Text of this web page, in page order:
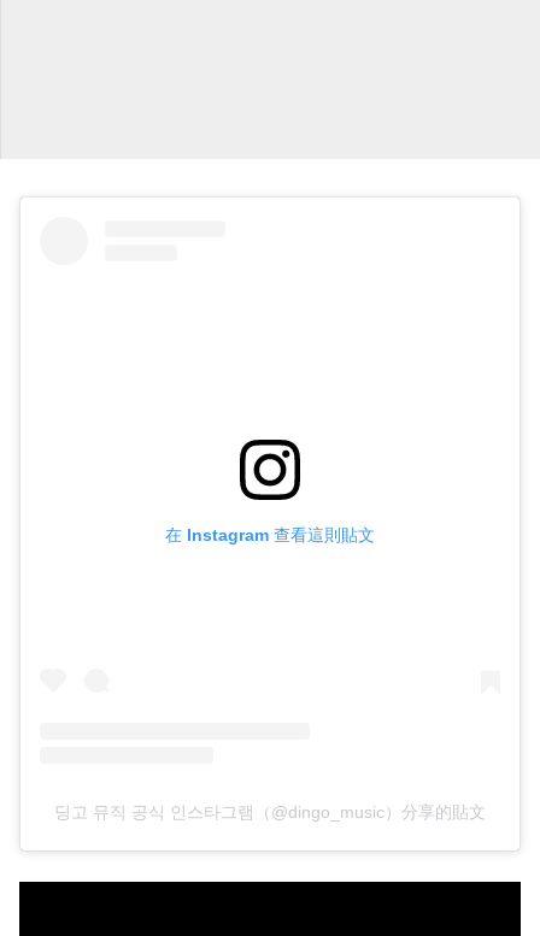
在 Instagram 查看這則貼文
딩고 뮤직 공식 인스타그램（@dingo_music）分享的貼文